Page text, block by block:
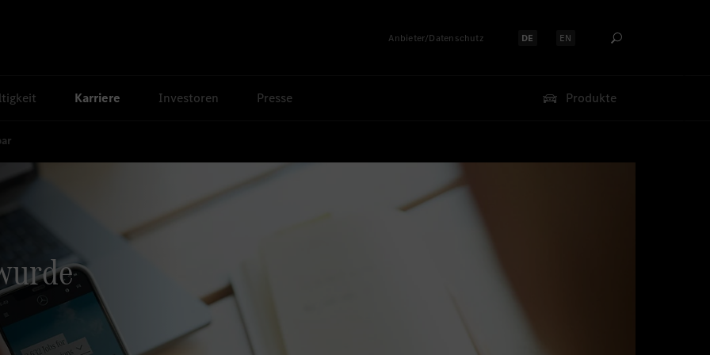
Anbieter/Datenschutz Sprache auswählen:
DE Sprache auswählen:
EN
Karriere Investoren Presse Produkte